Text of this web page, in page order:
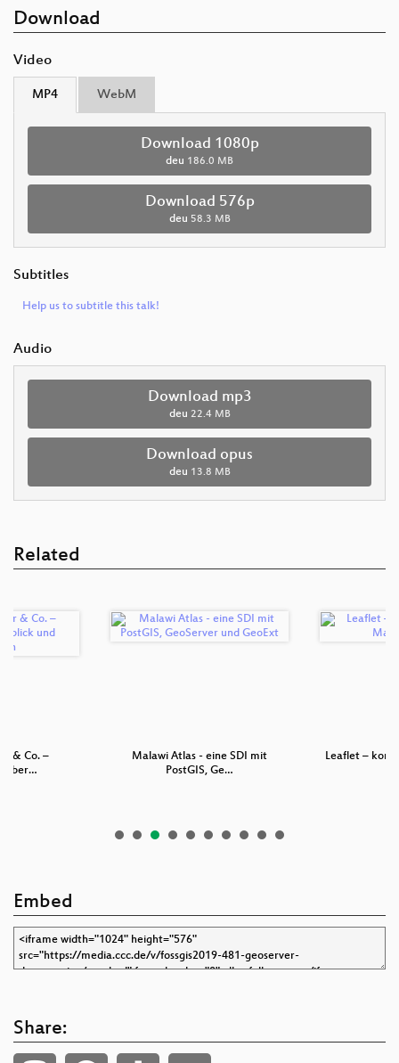
Download
Video
MP4 WebM
Download 1080p
deu 186.0 MB
Download 576p
deu 58.3 MB
Subtitles
Help us to subtitle this talk!
Audio
Download mp3
deu 22.4 MB
Download opus
deu 13.8 MB
Related
& Co. –
Über…
Malawi Atlas - eine SDI mit
PostGIS, Ge…
Leaflet –
Embed
Share: